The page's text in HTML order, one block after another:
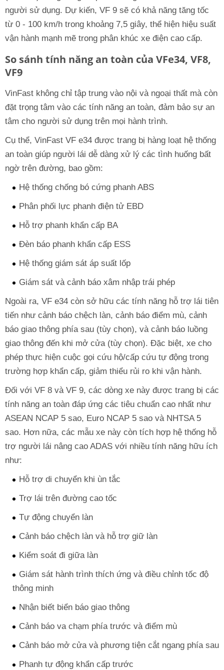
người sử dụng. Dự kiến, VF 9 sẽ có khả năng tăng tốc
từ 0 - 100 km/h trong khoảng 7,5 giây, thể hiện hiệu suất
vận hành mạnh mẽ trong phân khúc xe điện cao cấp.
So sánh tính năng an toàn của VFe34, VF8,
VF9
VinFast không chỉ tập trung vào nội và ngoại thất mà còn
đặt trọng tâm vào các tính năng an toàn, đảm bảo sự an
tâm cho người sử dụng trên mọi hành trình.
Cụ thể, VinFast VF e34 được trang bị hàng loạt hệ thống
an toàn giúp người lái dễ dàng xử lý các tình huống bất
ngờ trên đường, bao gồm:
Hệ thống chống bó cứng phanh ABS
Phân phối lực phanh điện tử EBD
Hỗ trợ phanh khẩn cấp BA
Đèn báo phanh khẩn cấp ESS
Hệ thống giám sát áp suất lốp
Giám sát và cảnh báo xâm nhập trái phép
Ngoài ra, VF e34 còn sở hữu các tính năng hỗ trợ lái tiên
tiến như cảnh báo chệch làn, cảnh báo điểm mù, cảnh
báo giao thông phía sau (tùy chọn), và cảnh báo luồng
giao thông đến khi mở cửa (tùy chọn). Đặc biệt, xe cho
phép thực hiện cuộc gọi cứu hộ/cấp cứu tự động trong
trường hợp khẩn cấp, giảm thiểu rủi ro khi vận hành.
Đối với VF 8 và VF 9, các dòng xe này được trang bị các
tính năng an toàn đáp ứng các tiêu chuẩn cao nhất như
ASEAN NCAP 5 sao, Euro NCAP 5 sao và NHTSA 5
sao. Hơn nữa, các mẫu xe này còn tích hợp hệ thống hỗ
trợ người lái nâng cao ADAS với nhiều tính năng hữu ích
như:
Hỗ trợ di chuyển khi ùn tắc
Trợ lái trên đường cao tốc
Tự động chuyển làn
Cảnh báo chệch làn và hỗ trợ giữ làn
Kiểm soát đi giữa làn
Giám sát hành trình thích ứng và điều chỉnh tốc độ
thông minh
Nhận biết biển báo giao thông
Cảnh báo va chạm phía trước và điểm mù
Cảnh báo mở cửa và phương tiện cắt ngang phía sau
Phanh tự động khẩn cấp trước